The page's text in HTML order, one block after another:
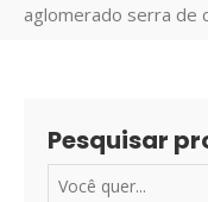
aglomerado serra de
Pesquisar